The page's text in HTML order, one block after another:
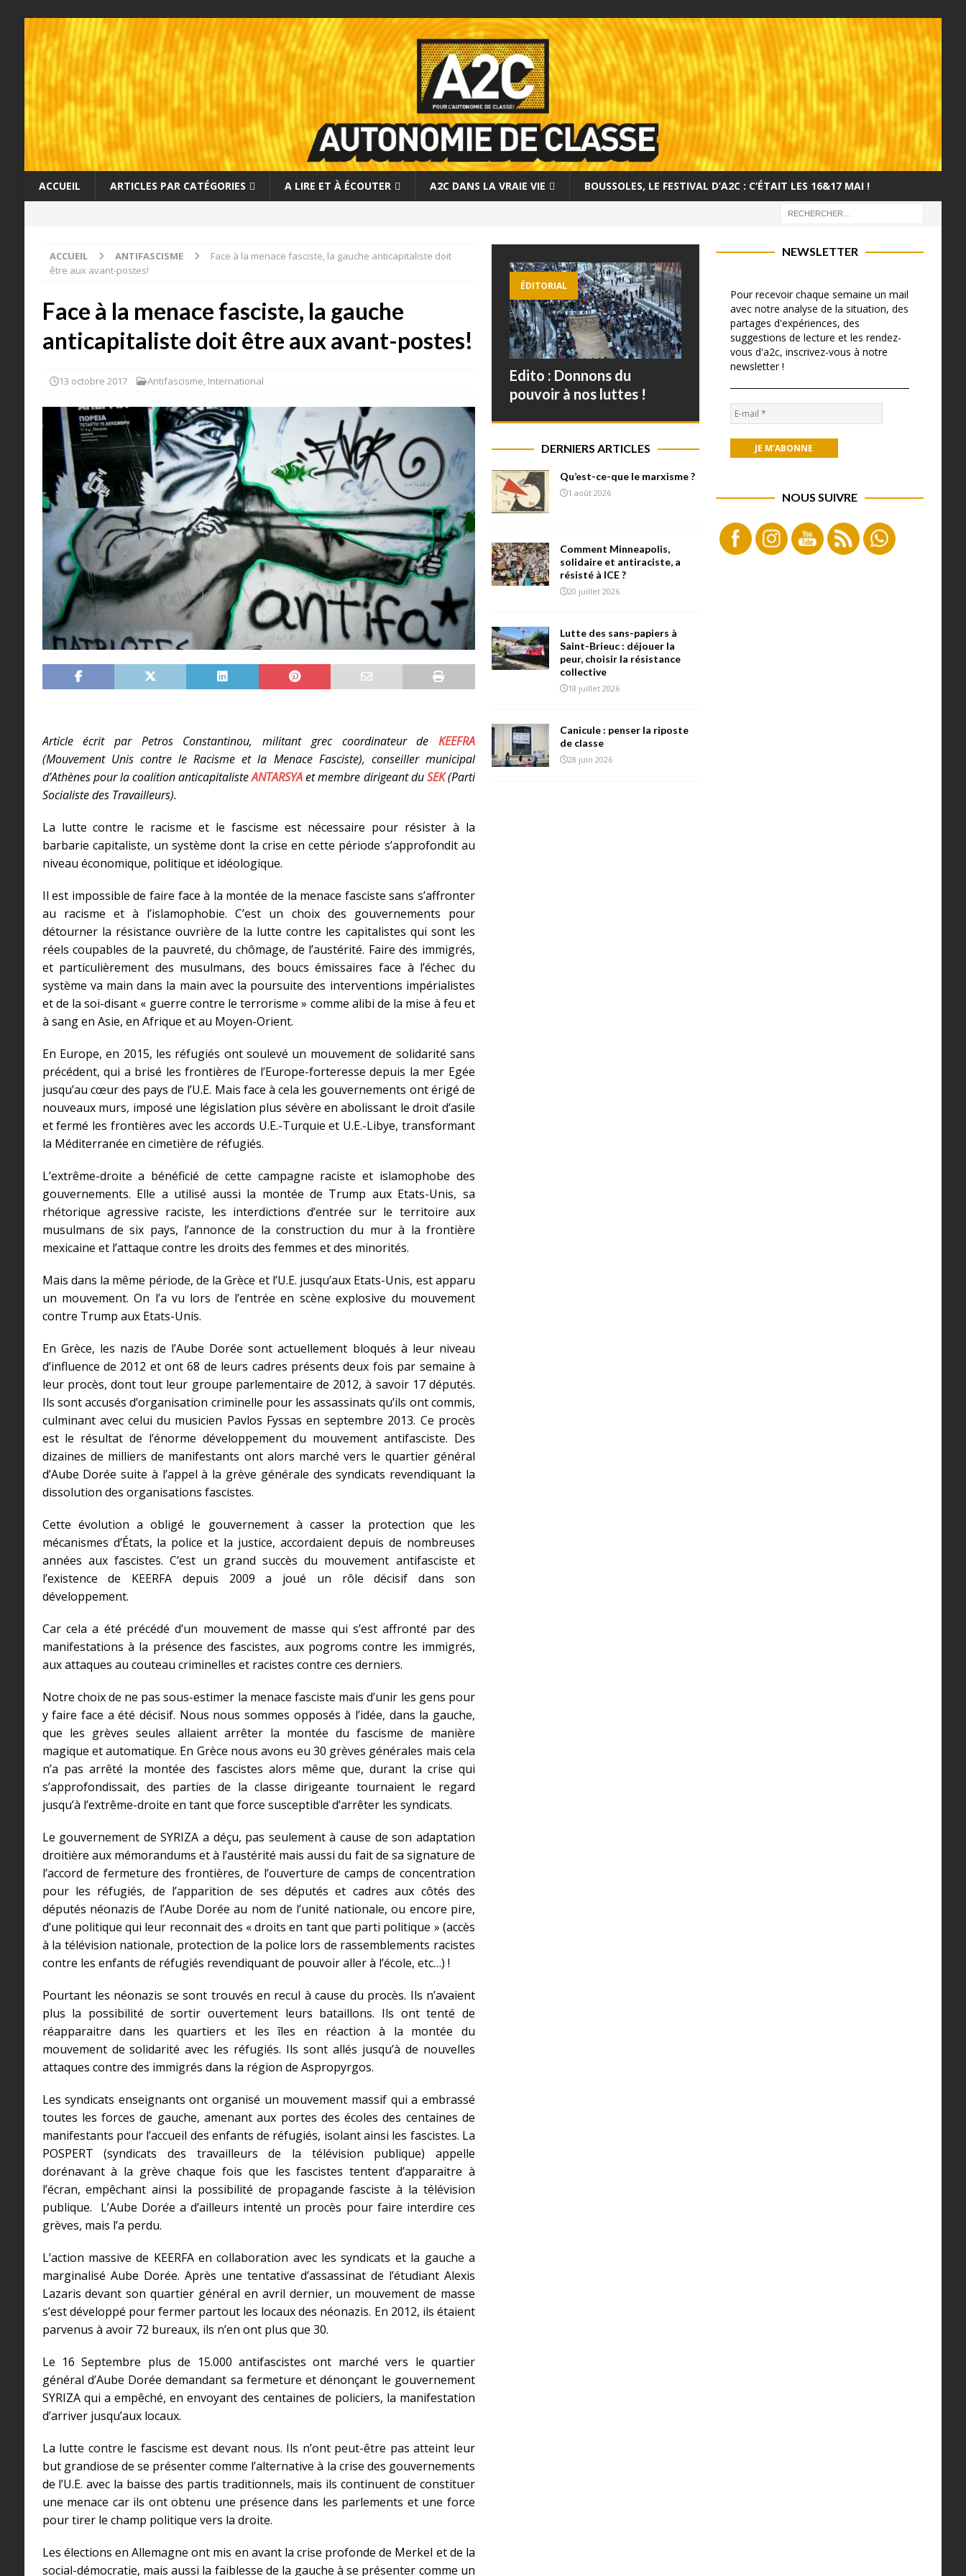
ACCUEIL ARTICLES PAR CATÉGORIES A LIRE ET À ÉCOUTER A2C DANS LA VRAIE VIE BOUSSOLES, LE FESTIVAL D’A2C : C’ÉTAIT LES 16&17 MAI !
ACCUEIL ANTIFASCISME
Face à la menace fasciste, la gauche anticapitaliste doit
être aux avant-postes!
Face à la menace fasciste, la gauche
anticapitaliste doit être aux avant-postes!
13 octobre 2017 Antifascisme, International
Article écrit par Petros Constantinou, militant grec coordinateur de KEEFRA
(Mouvement Unis contre le Racisme et la Menace Fasciste), conseiller municipal
d’Athènes pour la coalition anticapitalisteANTARSYAet membre dirigeant duSEK(Parti
Socialiste des Travailleurs).
La lutte contre le racisme et le fascisme est nécessaire pour résister à la
barbarie capitaliste, un système dont la crise en cette période s’approfondit au
niveau économique, politique et idéologique.
Il est impossible de faire face à la montée de la menace fasciste sans s’affronter
au racisme et à l’islamophobie. C’est un choix des gouvernements pour
détourner la résistance ouvrière de la lutte contre les capitalistes qui sont les
réels coupables de la pauvreté, du chômage, de l’austérité. Faire des immigrés,
et particulièrement des musulmans, des boucs émissaires face à l’échec du
système va main dans la main avec la poursuite des interventions impérialistes
et de la soi-disant « guerre contre le terrorisme » comme alibi de la mise à feu et
à sang en Asie, en Afrique et au Moyen-Orient.
En Europe, en 2015, les réfugiés ont soulevé un mouvement de solidarité sans
précédent, qui a brisé les frontières de l’Europe-forteresse depuis la mer Egée
jusqu’au cœur des pays de l’U.E. Mais face à cela les gouvernements ont érigé de
nouveaux murs, imposé une législation plus sévère en abolissant le droit d’asile
et fermé les frontières avec les accords U.E.-Turquie et U.E.-Libye, transformant
la Méditerranée en cimetière de réfugiés.
L’extrême-droite a bénéficié de cette campagne raciste et islamophobe des
gouvernements. Elle a utilisé aussi la montée de Trump aux Etats-Unis, sa
rhétorique agressive raciste, les interdictions d’entrée sur le territoire aux
musulmans de six pays, l’annonce de la construction du mur à la frontière
mexicaine et l’attaque contre les droits des femmes et des minorités.
Mais dans la même période, de la Grèce et l’U.E. jusqu’aux Etats-Unis, est apparu
un mouvement. On l’a vu lors de l’entrée en scène explosive du mouvement
contre Trump aux Etats-Unis.
En Grèce, les nazis de l’Aube Dorée sont actuellement bloqués à leur niveau
d’influence de 2012 et ont 68 de leurs cadres présents deux fois par semaine à
leur procès, dont tout leur groupe parlementaire de 2012, à savoir 17 députés.
Ils sont accusés d’organisation criminelle pour les assassinats qu’ils ont commis,
culminant avec celui du musicien Pavlos Fyssas en septembre 2013. Ce procès
est le résultat de l’énorme développement du mouvement antifasciste. Des
dizaines de milliers de manifestants ont alors marché vers le quartier général
d’Aube Dorée suite à l’appel à la grève générale des syndicats revendiquant la
dissolution des organisations fascistes.
Cette évolution a obligé le gouvernement à casser la protection que les
mécanismes d’États, la police et la justice, accordaient depuis de nombreuses
années aux fascistes. C’est un grand succès du mouvement antifasciste et
l’existence de KEERFA depuis 2009 a joué un rôle décisif dans son
développement.
Car cela a été précédé d’un mouvement de masse qui s’est affronté par des
manifestations à la présence des fascistes, aux pogroms contre les immigrés,
aux attaques au couteau criminelles et racistes contre ces derniers.
Notre choix de ne pas sous-estimer la menace fasciste mais d’unir les gens pour
y faire face a été décisif. Nous nous sommes opposés à l’idée, dans la gauche,
que les grèves seules allaient arrêter la montée du fascisme de manière
magique et automatique. En Grèce nous avons eu 30 grèves générales mais cela
n’a pas arrêté la montée des fascistes alors même que, durant la crise qui
s’approfondissait, des parties de la classe dirigeante tournaient le regard
jusqu’à l’extrême-droite en tant que force susceptible d’arrêter les syndicats.
Le gouvernement de SYRIZA a déçu, pas seulement à cause de son adaptation
droitière aux mémorandums et à l’austérité mais aussi du fait de sa signature de
l’accord de fermeture des frontières, de l’ouverture de camps de concentration
pour les réfugiés, de l’apparition de ses députés et cadres aux côtés des
députés néonazis de l’Aube Dorée au nom de l’unité nationale, ou encore pire,
d’une politique qui leur reconnait des « droits en tant que parti politique » (accès
à la télévision nationale, protection de la police lors de rassemblements racistes
contre les enfants de réfugiés revendiquant de pouvoir aller à l’école, etc…) !
Pourtant les néonazis se sont trouvés en recul à cause du procès. Ils n’avaient
plus la possibilité de sortir ouvertement leurs bataillons. Ils ont tenté de
réapparaitre dans les quartiers et les îles en réaction à la montée du
mouvement de solidarité avec les réfugiés. Ils sont allés jusqu’à de nouvelles
attaques contre des immigrés dans la région de Aspropyrgos.
Les syndicats enseignants ont organisé un mouvement massif qui a embrassé
toutes les forces de gauche, amenant aux portes des écoles des centaines de
manifestants pour l’accueil des enfants de réfugiés, isolant ainsi les fascistes. La
POSPERT (syndicats des travailleurs de la télévision publique) appelle
dorénavant à la grève chaque fois que les fascistes tentent d’apparaitre à
l’écran, empêchant ainsi la possibilité de propagande fasciste à la télévision
publique. L’Aube Dorée a d’ailleurs intenté un procès pour faire interdire ces
grèves, mais l’a perdu.
L’action massive de KEERFA en collaboration avec les syndicats et la gauche a
marginalisé Aube Dorée. Après une tentative d’assassinat de l’étudiant Alexis
Lazaris devant son quartier général en avril dernier, un mouvement de masse
s’est développé pour fermer partout les locaux des néonazis. En 2012, ils étaient
parvenus à avoir 72 bureaux, ils n’en ont plus que 30.
Le 16 Septembre plus de 15.000 antifascistes ont marché vers le quartier
général d’Aube Dorée demandant sa fermeture et dénonçant le gouvernement
SYRIZA qui a empêché, en envoyant des centaines de policiers, la manifestation
d’arriver jusqu’aux locaux.
La lutte contre le fascisme est devant nous. Ils n’ont peut-être pas atteint leur
but grandiose de se présenter comme l’alternative à la crise des gouvernements
de l’U.E. avec la baisse des partis traditionnels, mais ils continuent de constituer
une menace car ils ont obtenu une présence dans les parlements et une force
pour tirer le champ politique vers la droite.
Les élections en Allemagne ont mis en avant la crise profonde de Merkel et de la
social-démocratie, mais aussi la faiblesse de la gauche à se présenter comme un
ÉDITORIAL
Edito : Donnons du
pouvoir à nos luttes !
DERNIERS ARTICLES
Qu’est-ce-que le marxisme ?
1 août 2026
Comment Minneapolis,
solidaire et antiraciste, a
résisté à ICE ?
20 juillet 2026
Lutte des sans-papiers à
Saint-Brieuc : déjouer la
peur, choisir la résistance
collective
18 juillet 2026
Canicule : penser la riposte
de classe
28 juin 2026
NEWSLETTER
Pour recevoir chaque semaine un mail
avec notre analyse de la situation, des
partages d'expériences, des
suggestions de lecture et les rendez-
vous d'a2c, inscrivez-vous à notre
newsletter !
NOUS SUIVRE